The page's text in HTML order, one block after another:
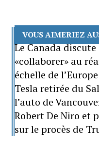
VOUS AIMERIEZ
Le Canada discute
«collaborer» au
échelle de l’Europe
Tesla retirée du
l’auto de
Robert De Niro et
sur le procès de